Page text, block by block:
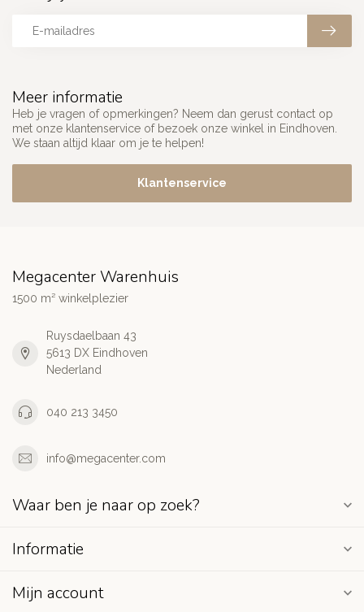
Meer informatie
Heb je vragen of opmerkingen? Neem dan gerust contact op
met onze klantenservice of bezoek onze winkel in Eindhoven.
We staan altijd klaar om je te helpen!
Klantenservice
Megacenter Warenhuis
1500 m² winkelplezier
Ruysdaelbaan 43
5613 DX Eindhoven
Nederland
040 213 3450
info@megacenter.com
Waar ben je naar op zoek?
Informatie
Mijn account